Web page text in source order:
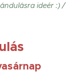
ideér :) /